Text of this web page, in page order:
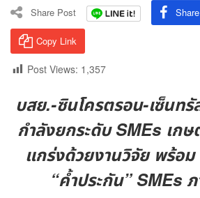
Share Post
Copy Link
Post Views: 1,357
บสย.-ซินโครตรอน-เซ็นท
กำลังยกระดับ SMEs เกษ
แกร่งด้วยงานวิจัย พร้อ
“ค้ำประกัน” SMEs